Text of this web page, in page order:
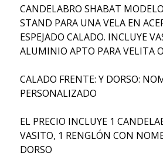
CANDELABRO SHABAT MODELO
STAND PARA UNA VELA EN
ESPEJADO CALADO. INCLUYE
ALUMINIO APTO PARA VELITA
CALADO FRENTE: Y DORSO:
PERSONALIZADO
EL PRECIO INCLUYE 1
VASITO, 1 RENGLÓN CON
DORSO